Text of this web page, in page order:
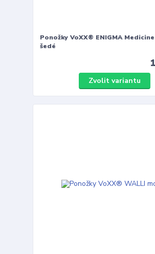
Ponožky VoXX® ENIGMA
šedé
Zvolit variantu